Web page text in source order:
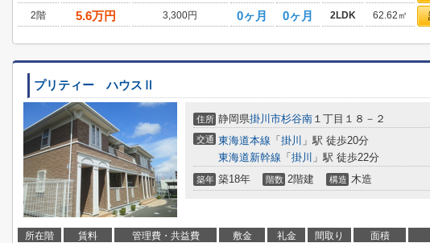
2階
5.6万円 3,300円 0ヶ月 0ヶ月 2LDK 62.62㎡
プリティー ハウスⅡ
住所 静岡県掛川市杉谷南 １丁目１８－２
交通 東海道本線 「 掛川 」駅 徒歩20分
東海道新幹線 「 掛川 」駅 徒歩22分
築年 築18年 階数 2階建 構造 木造
所在階 賃料 管理費・共益費 敷金 礼金 間取り 面積